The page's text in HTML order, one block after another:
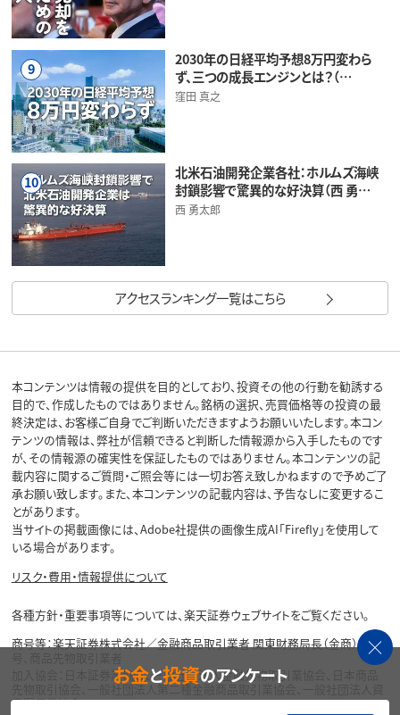
9
2030年の日経平均予想8万円変わら
ず、三つの成長エンジンとは？（…
窪田 真之
10
北米石油開発企業各社：ホルムズ海峡
封鎖影響で驚異的な好決算（西 勇…
西 勇太郎
アクセスランキング一覧はこちら
本コンテンツは情報の提供を目的としており、投資その他の行動を勧誘する
目的で、作成したものではありません。銘柄の選択、売買価格等の投資の最
終決定は、お客様ご自身でご判断いただきますようお願いいたします。本コン
テンツの情報は、弊社が信頼できると判断した情報源から入手したものです
が、その情報源の確実性を保証したものではありません。本コンテンツの記
載内容に関するご質問・ご照会等には一切お答え致しかねますので予めご了
承お願い致します。また、本コンテンツの記載内容は、予告なしに変更するこ
とがあります。
当サイトの掲載画像には、Adobe社提供の画像生成AI「Firefly」を使用して
いる場合があります。
リスク・費用・情報提供について
各種方針・重要事項等については、楽天証券ウェブサイトをご覧ください。
商号等：楽天証券株式会社／金融商品取引業者 関東財務局長（金商）第195
加入協会：日本証券業協会、一般社団法人金融先物取引業協会、日本商品
先物取引協会、一般社団法人第二種金融商品取引業協会、一般社団法人資
産運用業協会
お金と投資のアンケート